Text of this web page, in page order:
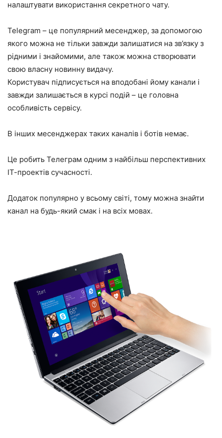
налаштувати використання секретного чату.
Telegram – це популярний месенджер, за допомогою
якого можна не тільки завжди залишатися на зв’язку з
рідними і знайомими, але також можна створювати
свою власну новинну видачу.
Користувач підписується на вподобані йому канали і
завжди залишається в курсі подій – це головна
особливість сервісу.
В інших месенджерах таких каналів і ботів немає.
Це робить Телеграм одним з найбільш перспективних
ІТ-проектів сучасності.
Додаток популярно у всьому світі, тому можна знайти
канал на будь-який смак і на всіх мовах.